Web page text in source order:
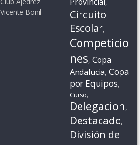
Vicente Bonil
,
Circuito
Escolar,
Competicio
nes,Copa
Andalucia,Copa
por Equipos,
Curso,
Delegacion,
Destacado,
División de